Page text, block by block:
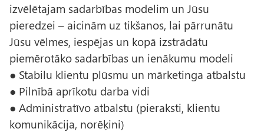
izvēlētajam sadarbības modelim un Jūsu
pieredzei – aicinām uz tikšanos, lai pārrunātu
Jūsu vēlmes, iespējas un kopā izstrādātu
piemērotāko sadarbības un ienākumu modeli
● Stabilu klientu plūsmu un mārketinga atbalstu
● Pilnībā aprīkotu darba vidi
● Administratīvo atbalstu (pieraksti, klientu
komunikācija, norēķini)